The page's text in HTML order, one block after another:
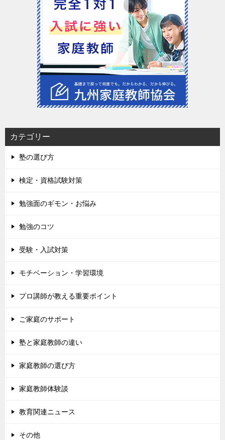
カテゴリー
塾の選び方
検定・資格試験対策
勉強面のギモン・お悩み
勉強のコツ
受験・入試対策
モチベーション・学習環境
プロ講師が教える重要ポイント
ご家庭のサポート
塾と家庭教師の違い
家庭教師の選び方
家庭教師体験談
教育関連ニュース
その他